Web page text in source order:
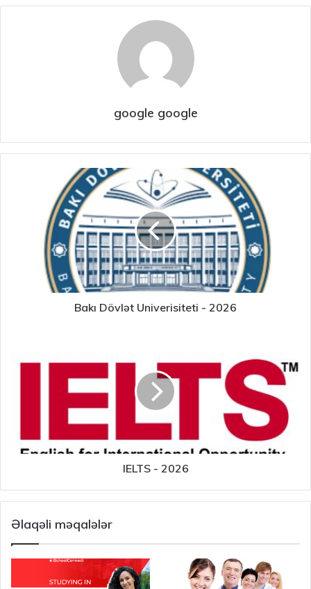
google google
Bakı Dövlət Univerisiteti - 2026
IELTS - 2026
Əlaqəli məqalələr